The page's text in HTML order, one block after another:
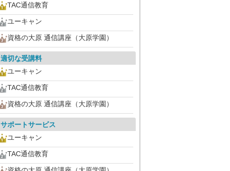
TAC通信教育
ユーキャン
資格の大原 通信講座（大原学園）
適切な受講料
ユーキャン
TAC通信教育
資格の大原 通信講座（大原学園）
サポートサービス
ユーキャン
TAC通信教育